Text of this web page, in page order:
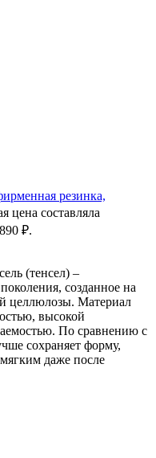
резинка,
цена составляла
₽.
(тенсел) –
созданное на
целлюлозы. Материал
высокой
По сравнению с
сохраняет форму,
даже после